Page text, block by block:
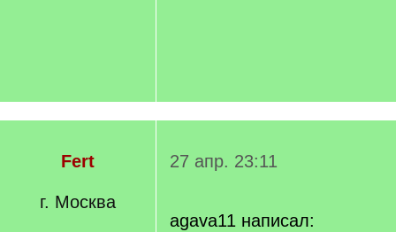
Fert
г. Москва
27 апр. 23:11
agava11 написал: